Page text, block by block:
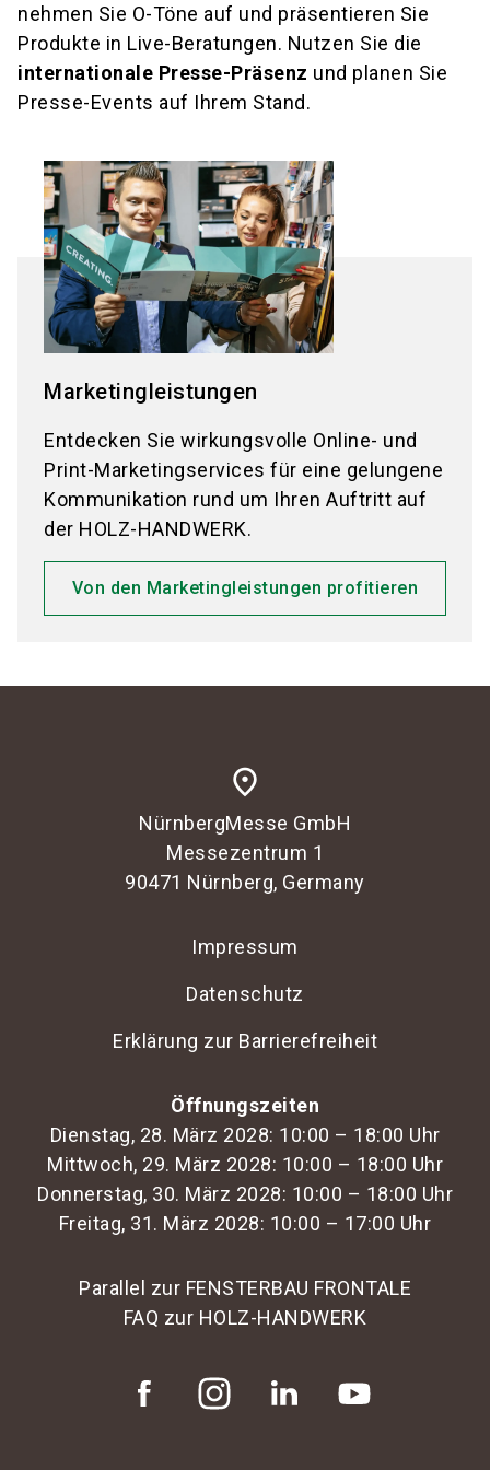
LinkedIn:
https://www.linkedin.com/company/holz-
handwerk
nehmen Sie O-Töne auf und präsentieren Sie
Produkte in Live-Beratungen. Nutzen Sie die
internationale Presse-Präsenz und planen Sie
Presse-Events auf Ihrem Stand.
Marketingleistungen
Entdecken Sie wirkungsvolle Online- und
Print-Marketingservices für eine gelungene
Kommunikation rund um Ihren Auftritt auf
der HOLZ-HANDWERK.
Von den Marketingleistungen profitieren
place
NürnbergMesse GmbH
Messezentrum 1
90471 Nürnberg, Germany
Impressum
Datenschutz
Erklärung zur Barrierefreiheit
Öffnungszeiten
Dienstag, 28. März 2028: 10:00 – 18:00 Uhr
Mittwoch, 29. März 2028: 10:00 – 18:00 Uhr
Donnerstag, 30. März 2028: 10:00 – 18:00 Uhr
Freitag, 31. März 2028: 10:00 – 17:00 Uhr
Parallel zur FENSTERBAU FRONTALE
FAQ zur HOLZ-HANDWERK